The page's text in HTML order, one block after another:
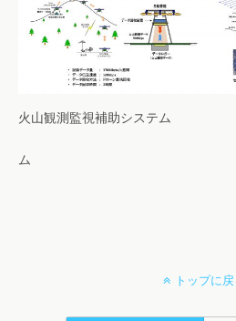
火山観測監視補助システム
救難者探索
ム
トップに